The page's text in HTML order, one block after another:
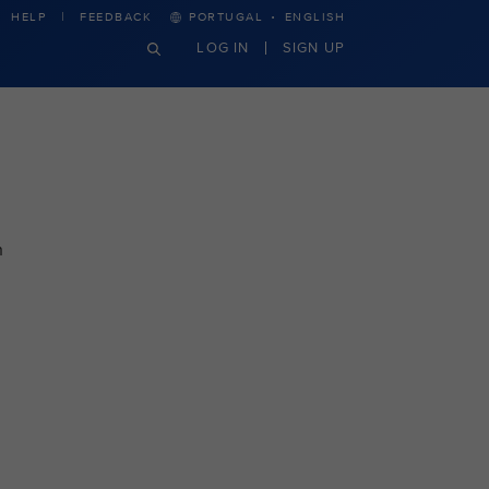
HELP FEEDBACK PORTUGAL · ENGLISH
LOG IN SIGN UP